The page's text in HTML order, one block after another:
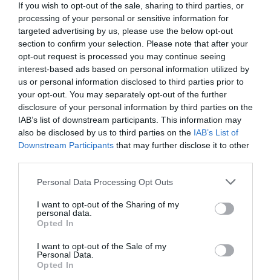
If you wish to opt-out of the sale, sharing to third parties, or
processing of your personal or sensitive information for
targeted advertising by us, please use the below opt-out
section to confirm your selection. Please note that after your
opt-out request is processed you may continue seeing
interest-based ads based on personal information utilized by
us or personal information disclosed to third parties prior to
your opt-out. You may separately opt-out of the further
disclosure of your personal information by third parties on the
IAB’s list of downstream participants. This information may
also be disclosed by us to third parties on the IAB’s List of
Downstream Participants that may further disclose it to other
Personal Data Processing Opt Outs
I want to opt-out of the Sharing of my
personal data.
Opted In
I want to opt-out of the Sale of my
Personal Data.
Opted In
pasar por la función o velocidad específica de smoothies
de la licuadora.
Facilitan el proceso de digestión, lo cual es un descanso
al sistema digestivo.
Facilitan la eliminación de grasas del organismo sin que
haya pérdida de masa muscular.
Elevan el nivel de energía y potencian la concentración.
La piel lucirá más saludable y con mejor tono.
Los niveles de azúcar en la sangre tienden a subir de
Cómo verás los beneficios de usar una licuadora y sobre
maleta no te olvides de meterla dentro y
disfruta de las
mejores bebidas y de todas sus vitaminas